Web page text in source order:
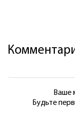
Ваше
Будьте